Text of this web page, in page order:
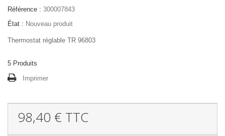
Référence : 300007843
État : Nouveau produit
Thermostat réglable TR 96803
5 Produits
Imprimer
98,40 € TTC